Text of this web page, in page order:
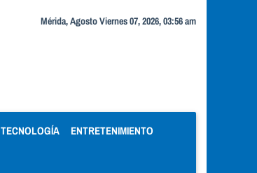
Mérida, Agosto Viernes 07, 2026, 03:56 am
TECNOLOGÍA ENTRETENIMIENTO